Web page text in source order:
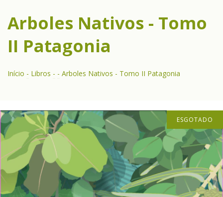
Arboles Nativos - Tomo
II Patagonia
Início - Libros - - Arboles Nativos - Tomo II Patagonia
ESGOTADO